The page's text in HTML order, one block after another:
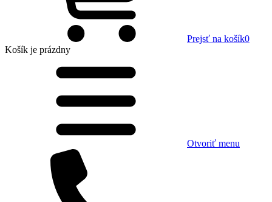
Prejsť na košík0
Košík je prázdny
Otvoriť menu